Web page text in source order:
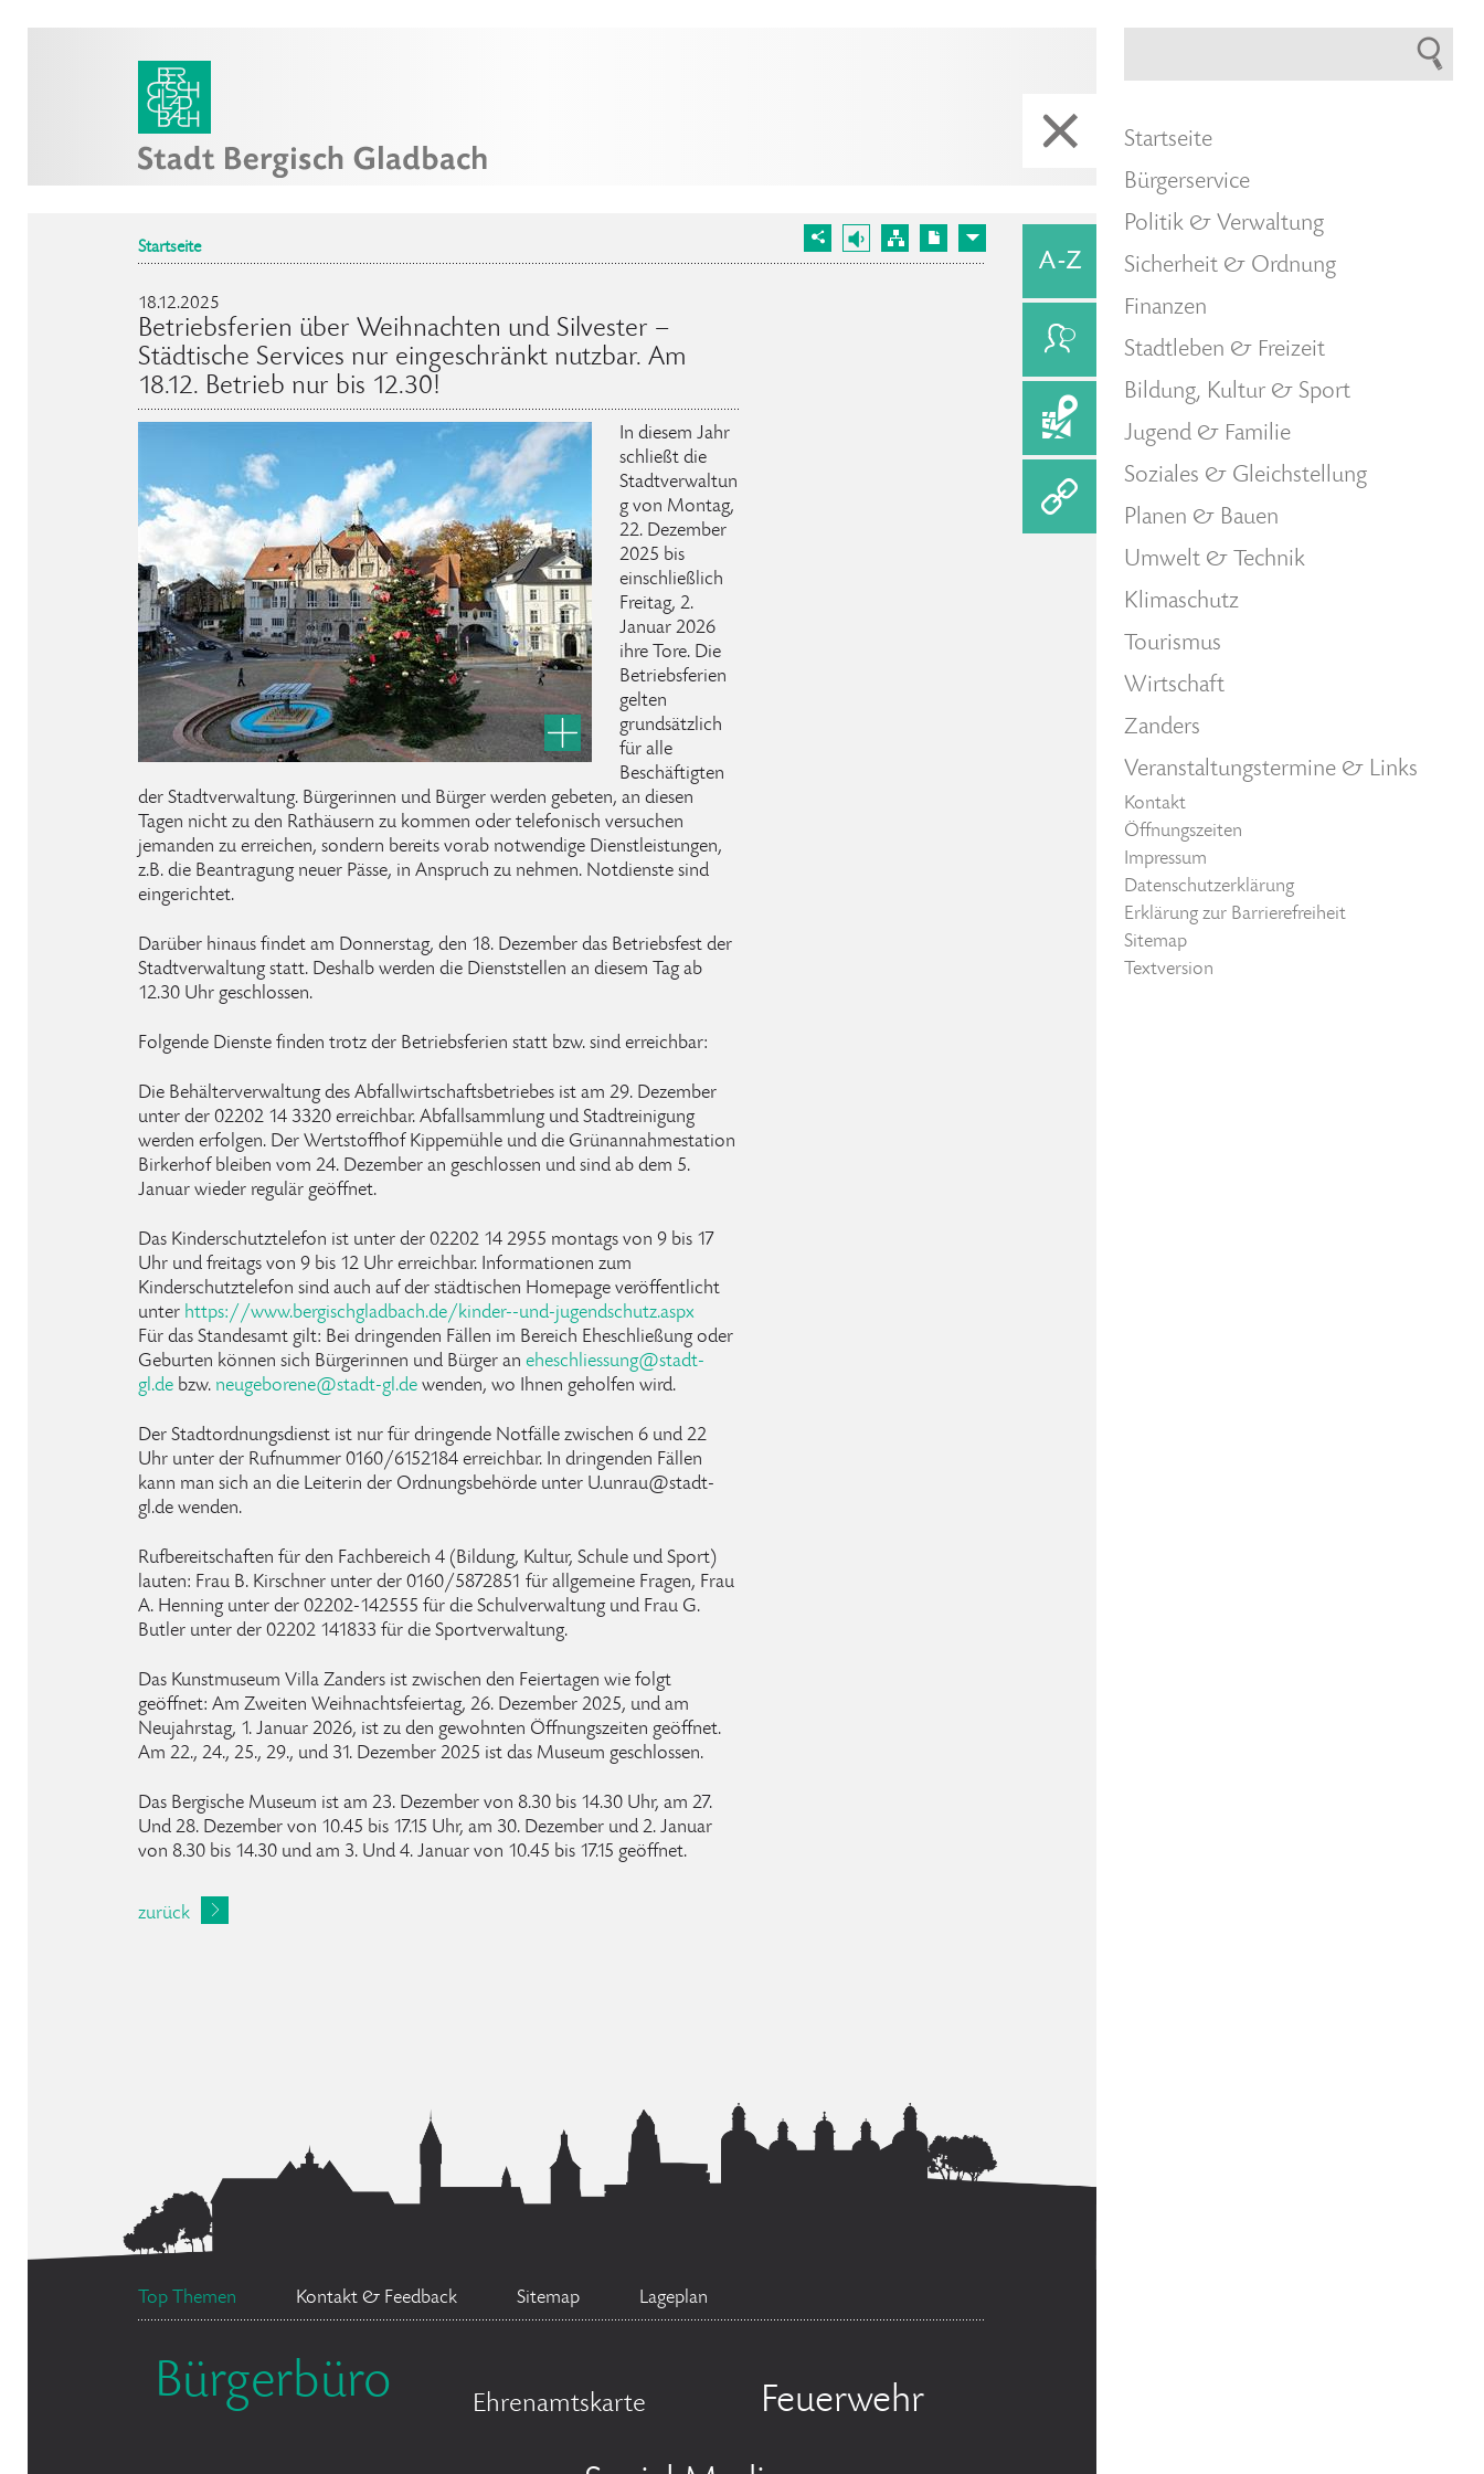
Startseite
18.12.2025
Betriebsferien über Weihnachten und Silvester –
Städtische Services nur eingeschränkt nutzbar. Am
18.12. Betrieb nur bis 12.30!
In diesem Jahr
schließt die
Stadtverwaltun
g von Montag,
22. Dezember
2025 bis
einschließlich
Freitag, 2.
Januar 2026
ihre Tore. Die
Betriebsferien
gelten
grundsätzlich
für alle
Beschäftigten
der Stadtverwaltung. Bürgerinnen und Bürger werden gebeten, an diesen
Tagen nicht zu den Rathäusern zu kommen oder telefonisch versuchen
jemanden zu erreichen, sondern bereits vorab notwendige Dienstleistungen,
z.B. die Beantragung neuer Pässe, in Anspruch zu nehmen. Notdienste sind
eingerichtet.
Darüber hinaus findet am Donnerstag, den 18. Dezember das Betriebsfest der
Stadtverwaltung statt. Deshalb werden die Dienststellen an diesem Tag ab
12.30 Uhr geschlossen.
Folgende Dienste finden trotz der Betriebsferien statt bzw. sind erreichbar:
Die Behälterverwaltung des Abfallwirtschaftsbetriebes ist am 29. Dezember
unter der 02202 14 3320 erreichbar. Abfallsammlung und Stadtreinigung
werden erfolgen. Der Wertstoffhof Kippemühle und die Grünannahmestation
Birkerhof bleiben vom 24. Dezember an geschlossen und sind ab dem 5.
Januar wieder regulär geöffnet.
Das Kinderschutztelefon ist unter der 02202 14 2955 montags von 9 bis 17
Uhr und freitags von 9 bis 12 Uhr erreichbar. Informationen zum
Kinderschutztelefon sind auch auf der städtischen Homepage veröffentlicht
unter https://www.bergischgladbach.de/kinder--und-jugendschutz.aspx
Für das Standesamt gilt: Bei dringenden Fällen im Bereich Eheschließung oder
Geburten können sich Bürgerinnen und Bürger an eheschliessung@stadt-
gl.de bzw. neugeborene@stadt-gl.de wenden, wo Ihnen geholfen wird.
Der Stadtordnungsdienst ist nur für dringende Notfälle zwischen 6 und 22
Uhr unter der Rufnummer 0160/6152184 erreichbar. In dringenden Fällen
kann man sich an die Leiterin der Ordnungsbehörde unter U.unrau@stadt-
gl.de wenden.
Rufbereitschaften für den Fachbereich 4 (Bildung, Kultur, Schule und Sport)
lauten: Frau B. Kirschner unter der 0160/5872851 für allgemeine Fragen, Frau
A. Henning unter der 02202-142555 für die Schulverwaltung und Frau G.
Butler unter der 02202 141833 für die Sportverwaltung.
Das Kunstmuseum Villa Zanders ist zwischen den Feiertagen wie folgt
geöffnet: Am Zweiten Weihnachtsfeiertag, 26. Dezember 2025, und am
Neujahrstag, 1. Januar 2026, ist zu den gewohnten Öffnungszeiten geöffnet.
Am 22., 24., 25., 29., und 31. Dezember 2025 ist das Museum geschlossen.
Das Bergische Museum ist am 23. Dezember von 8.30 bis 14.30 Uhr, am 27.
Und 28. Dezember von 10.45 bis 17.15 Uhr, am 30. Dezember und 2. Januar
von 8.30 bis 14.30 und am 3. Und 4. Januar von 10.45 bis 17.15 geöffnet.
zurück
Top Themen Kontakt & Feedback Sitemap Lageplan
Bürgerbüro Ehrenamtskarte Feuerwehr
Startseite
Bürgerservice
Politik & Verwaltung
Sicherheit & Ordnung
Finanzen
Stadtleben & Freizeit
Bildung, Kultur & Sport
Jugend & Familie
Soziales & Gleichstellung
Planen & Bauen
Umwelt & Technik
Klimaschutz
Tourismus
Wirtschaft
Zanders
Veranstaltungstermine & Links
Kontakt
Öffnungszeiten
Impressum
Datenschutzerklärung
Erklärung zur Barrierefreiheit
Sitemap
Textversion